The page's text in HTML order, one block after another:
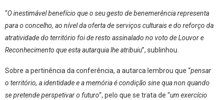
“O inestimável benefício que o seu gesto de benemerência representa
para o concelho, ao nível da oferta de serviços culturais e do reforço da
atratividade do território foi de resto assinalado no voto de Louvor e
Reconhecimento que esta autarquia lhe atribuiu”, sublinhou.
Sobre a pertinência da conferência, a autarca lembrou que “pensar
o território, a identidade e a memória é condição sine qua non quando
se pretende perspetivar o futuro”, pelo que se trata de “um exercício